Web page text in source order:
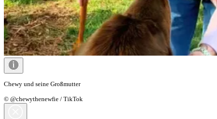
Chewy und seine Großmutter
© @chewythenewfie / TikTok